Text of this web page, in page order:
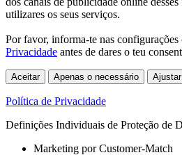
utilizares os seus serviços.
Por favor, informa-te nas configurações
Privacidade antes de dares o teu
Aceitar Apenas o necessário
Política de Privacidade
Definições Individuais de Proteção de
Marketing por Customer-Match